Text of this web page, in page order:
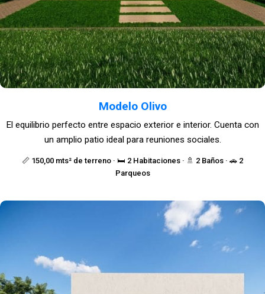
Modelo Olivo
📏 150,00 mts² de terreno · 🛏️ 2 Habitaciones · 🚿 2 Baños · 🚗 2
Parqueos
El equilibrio perfecto entre espacio exterior e interior. Cuenta con
un amplio patio ideal para reuniones sociales.